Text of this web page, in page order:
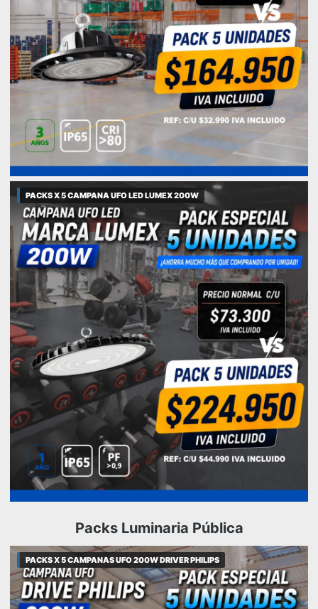
PACKS X 5 CAMPANA UFO LED LUMEX 200W
Packs Luminaria Pública
PACKS X 5 CAMPANAS UFO 200W DRIVER PHILIPS